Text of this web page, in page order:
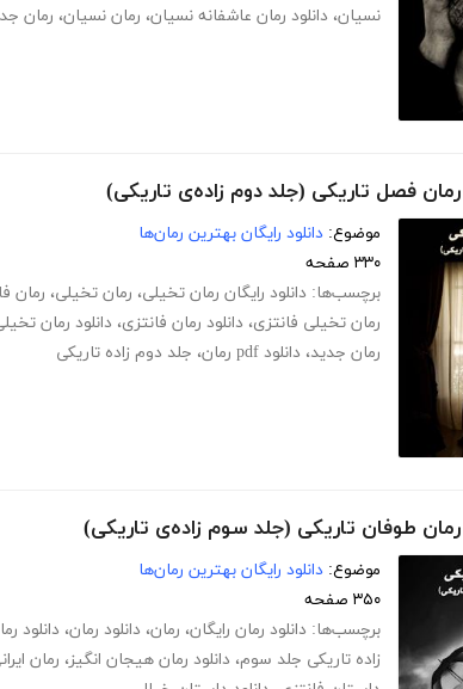
نسیان، دانلود رمان عاشفانه نسیان، رمان نسیان، رمان
رمان فصل تاریکی (جلد دوم زاده‌ی تاریکی)
موضوع: دانلود رایگان بهترین رمان‌ها
۳۳۰ صفحه
برچسب‌ها: دانلود رایگان رمان تخیلی، رمان تخیلی، رمان
رمان تخیلی فانتزی، دانلود رمان فانتزی، دانلود رمان
رمان جدید، دانلود pdf رمان ، جلد دوم زاده تاریکی
رمان طوفان تاریکی (جلد سوم زاده‌ی تاریکی)
موضوع: دانلود رایگان بهترین رمان‌ها
۳۵۰ صفحه
برچسب‌ها: دانلود رمان رایگان، رمان، دانلود رمان، دانلود
زاده تاریکی جلد سوم، دانلود رمان هیجان انگیز، رمان